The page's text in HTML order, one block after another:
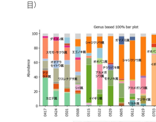
目）